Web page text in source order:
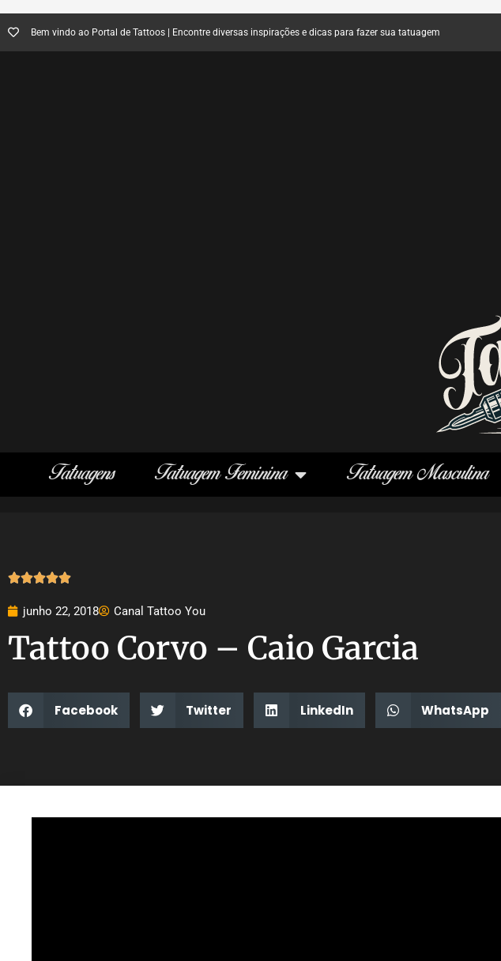
Bem vindo ao Portal de Tattoos | Encontre diversas inspirações e dicas para fazer sua tatuagem
Tatuagens Tatuagem Feminina Tatuagem Masculina

junho 22, 2018 Canal Tattoo You
Tattoo Corvo – Caio Garcia
Facebook Twitter LinkedIn WhatsApp